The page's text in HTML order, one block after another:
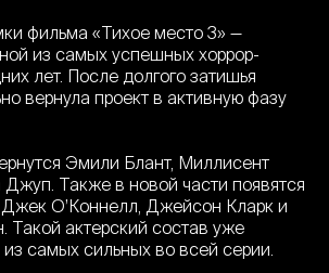
фильма «Тихое место 3» —
из самых успешных хоррор-
лет. После долгого затишья
вернула проект в активную фазу
Эмили Блант, Миллисент
Также в новой части появятся
О’Коннелл, Джейсон Кларк и
Такой актерский состав уже
самых сильных во всей серии.